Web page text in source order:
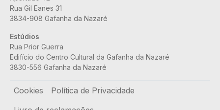
Rua Gil Eanes 31
3834-908 Gafanha da Nazaré
Estúdios
Rua Prior Guerra
Edifício do Centro Cultural da Gafanha da Nazaré
3830-556 Gafanha da Nazaré
Rodapé
Cookies
Política de Privacidade